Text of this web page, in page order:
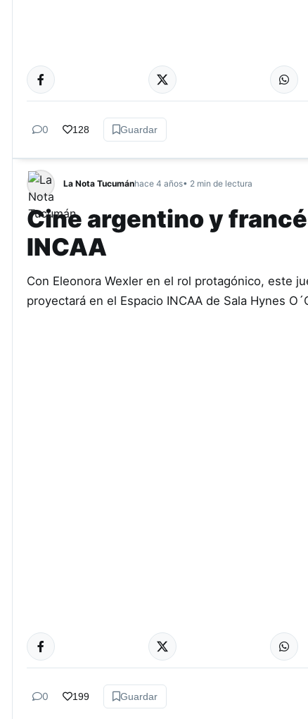
CINE
0 128 Guardar
La Nota Tucumánhace 4 años• 2 min de lectura
Cine argentino y
INCAA
Con Eleonora Wexler en el rol protagónico, este
proyectará en el Espacio INCAA de Sala Hynes
ACTUALIDAD
0 199 Guardar